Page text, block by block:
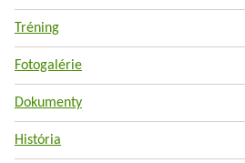
Tréning
Fotogalérie
Dokumenty
História